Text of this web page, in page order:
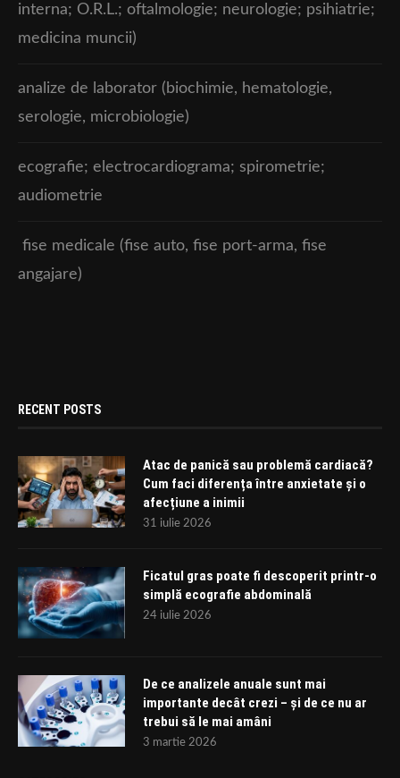
interna; O.R.L.; oftalmologie; neurologie; psihiatrie;
medicina muncii)
analize de laborator (biochimie, hematologie,
serologie, microbiologie)
ecografie; electrocardiograma; spirometrie;
audiometrie
fise medicale (fise auto, fise port-arma, fise
angajare)
RECENT POSTS
Atac de panică sau problemă cardiacă?
Cum faci diferența între anxietate și o
afecțiune a inimii
31 iulie 2026
Ficatul gras poate fi descoperit printr-o
simplă ecografie abdominală
24 iulie 2026
De ce analizele anuale sunt mai
importante decât crezi – și de ce nu ar
trebui să le mai amâni
3 martie 2026